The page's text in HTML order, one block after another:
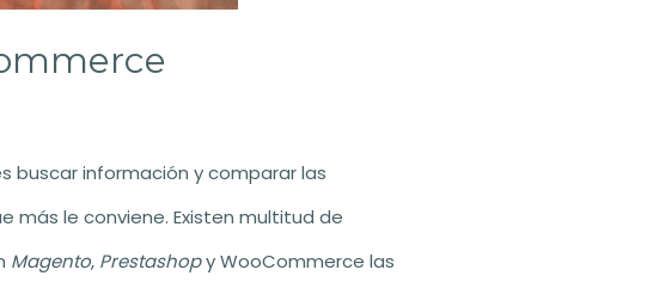
buscar información y comparar las
le conviene. Existen multitud de
Magento, Prestashopy WooCommerce las